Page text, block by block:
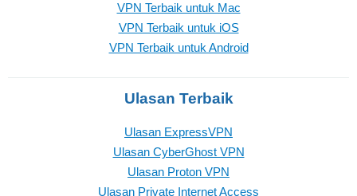
VPN Terbaik untuk Mac
VPN Terbaik untuk iOS
VPN Terbaik untuk Android
Ulasan Terbaik
Ulasan ExpressVPN
Ulasan CyberGhost VPN
Ulasan Proton VPN
Ulasan Private Internet Access